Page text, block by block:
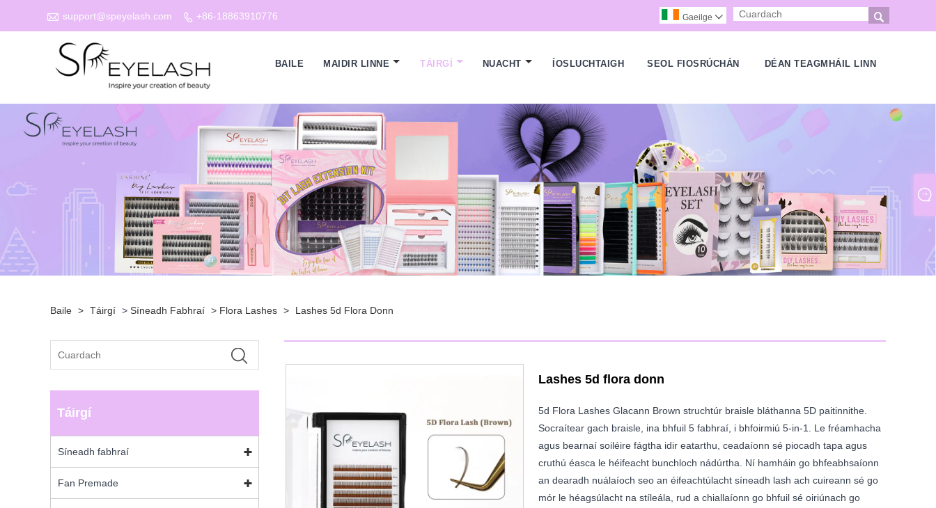
 support@speyelash.com  +86-18863910776 
Gaeilge 
BAILE MAIDIR LINNE TÁIRGÍ NUACHT ÍOSLUCHTAIGH SEOL FIOSRÚCHÁN DÉAN TEAGMHÁIL LINN
Baile > Táirgí > Síneadh Fabhraí > Flora Lashes > Lashes 5d Flora Donn
Táirgí
Síneadh fabhraí
Fan Premade
Lashes 5d flora donn
5d Flora Lashes Glacann Brown struchtúr braisle bláthanna 5D paitinnithe.
Socraítear gach braisle, ina bhfuil 5 fabhraí, i bhfoirmiú 5-in-1. Le fréamhacha
agus bearnaí soiléire fágtha idir eatarthu, ceadaíonn sé piocadh tapa agus
cruthú éasca le héifeacht bunchloch nádúrtha. Ní hamháin go bhfeabhsaíonn
an dearadh nuálaíoch seo an éifeachtúlacht síneadh lash ach cuireann sé go
mór le héagsúlacht na stíleála, rud a chiallaíonn go bhfuil sé oiriúnach go